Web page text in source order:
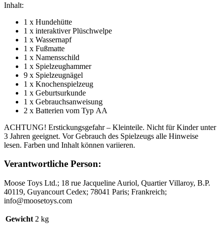
Inhalt:
1 x Hundehütte
1 x interaktiver Plüschwelpe
1 x Wassernapf
1 x Fußmatte
1 x Namensschild
1 x Spielzeughammer
9 x Spielzeugnägel
1 x Knochenspielzeug
1 x Geburtsurkunde
1 x Gebrauchsanweisung
2 x Batterien vom Typ AA
ACHTUNG! Erstickungsgefahr – Kleinteile. Nicht für Kinder unter
3 Jahren geeignet. Vor Gebrauch des Spielzeugs alle Hinweise
lesen. Farben und Inhalt können variieren.
Verantwortliche Person:
Moose Toys Ltd.; 18 rue Jacqueline Auriol, Quartier Villaroy, B.P.
40119, Guyancourt Cedex; 78041 Paris; Frankreich;
info@moosetoys.com
Gewicht 2 kg